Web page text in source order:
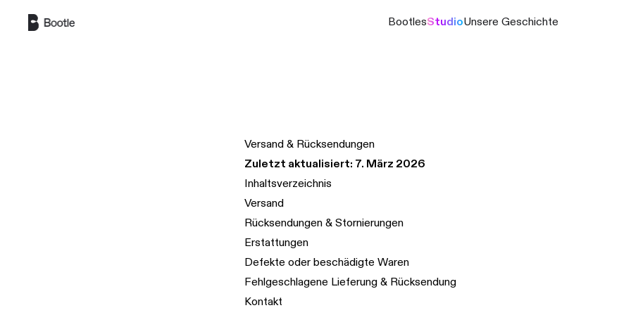
BootlesStudioUnsere Geschichte
Versand & Rücksendungen
Zuletzt aktualisiert: 7. März 2026
Inhaltsverzeichnis
Versand
Rücksendungen & Stornierungen
Erstattungen
Defekte oder beschädigte Waren
Fehlgeschlagene Lieferung & Rücksendung
Kontakt